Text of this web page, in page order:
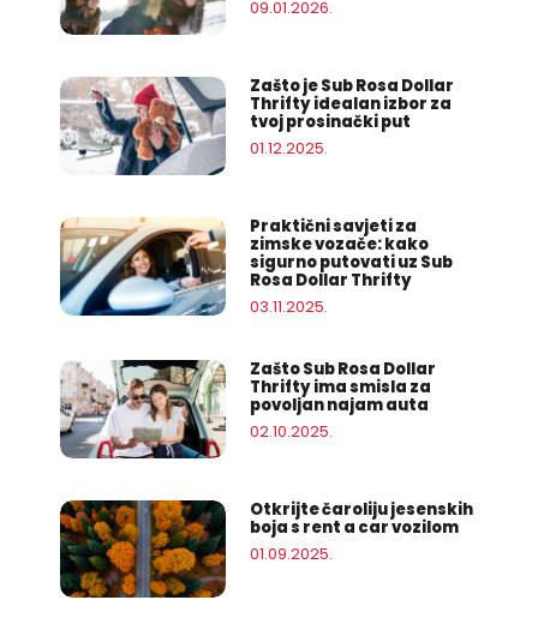
09.01.2026.
Zašto je Sub Rosa Dollar
Thrifty idealan izbor za
tvoj prosinački put
01.12.2025.
Praktični savjeti za
zimske vozače: kako
sigurno putovati uz Sub
Rosa Dollar Thrifty
03.11.2025.
Zašto Sub Rosa Dollar
Thrifty ima smisla za
povoljan najam auta
02.10.2025.
Otkrijte čaroliju jesenskih
boja s rent a car vozilom
01.09.2025.